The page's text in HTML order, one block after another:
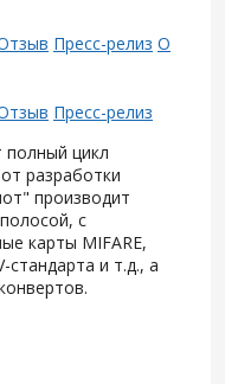
Пресс-релиз О
Пресс-релиз
цикл
разработки
производит
с
карты MIFARE,
стандарта и т.д., а